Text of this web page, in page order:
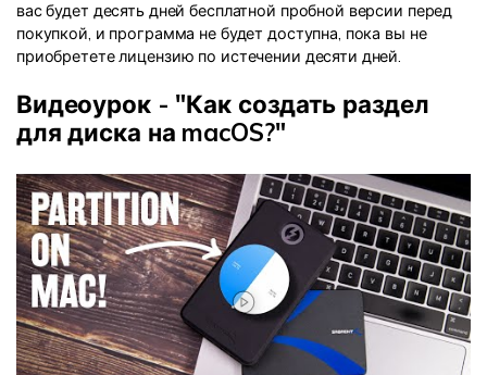
вас будет десять дней бесплатной пробной версии перед
покупкой, и программа не будет доступна, пока вы не
приобретете лицензию по истечении десяти дней.
Видеоурок - "Как создать раздел
для диска на macOS?"